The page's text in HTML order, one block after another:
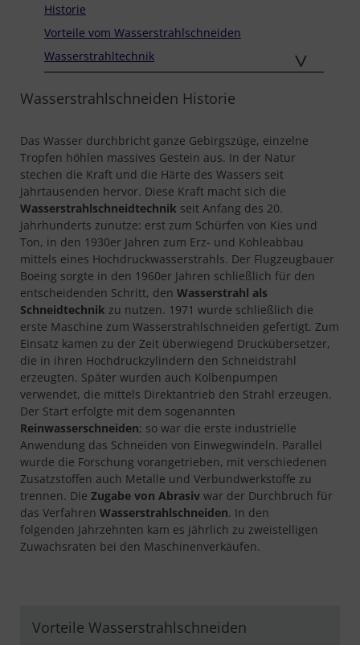
Historie
Vorteile vom Wasserstrahlschneiden
Wasserstrahltechnik
Wasserstrahlschneiden Historie
Das Wasser durchbricht ganze Gebirgszüge, einzelne
Tropfen höhlen massives Gestein aus. In der Natur
stechen die Kraft und die Härte des Wassers seit
Jahrtausenden hervor. Diese Kraft macht sich die
Wasserstrahlschneidtechnik seit Anfang des 20.
Jahrhunderts zunutze: erst zum Schürfen von Kies und
Ton, in den 1930er Jahren zum Erz- und Kohleabbau
mittels eines Hochdruckwasserstrahls. Der Flugzeugbauer
Boeing sorgte in den 1960er Jahren schließlich für den
entscheidenden Schritt, den Wasserstrahl als
Schneidtechnik zu nutzen. 1971 wurde schließlich die
erste Maschine zum Wasserstrahlschneiden gefertigt. Zum
Einsatz kamen zu der Zeit überwiegend Druckübersetzer,
die in ihren Hochdruckzylindern den Schneidstrahl
erzeugten. Später wurden auch Kolbenpumpen
verwendet, die mittels Direktantrieb den Strahl erzeugen.
Der Start erfolgte mit dem sogenannten
Reinwasserschneiden; so war die erste industrielle
Anwendung das Schneiden von Einwegwindeln. Parallel
wurde die Forschung vorangetrieben, mit verschiedenen
Zusatzstoffen auch Metalle und Verbundwerkstoffe zu
trennen. Die Zugabe von Abrasiv war der Durchbruch für
das Verfahren Wasserstrahlschneiden. In den
folgenden Jahrzehnten kam es jährlich zu zweistelligen
Zuwachsraten bei den Maschinenverkäufen.
Vorteile Wasserstrahlschneiden